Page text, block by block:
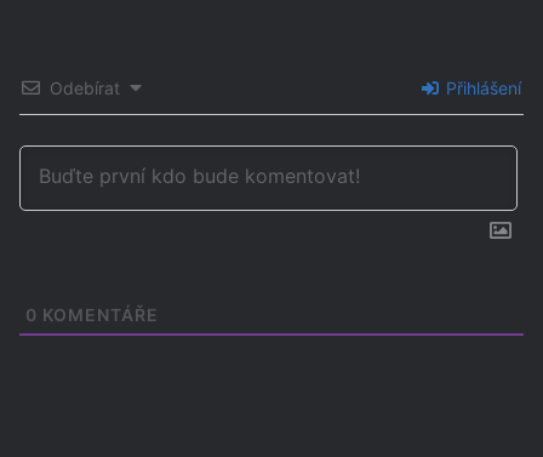
Odebírat Přihlášení
0 KOMENTÁŘE